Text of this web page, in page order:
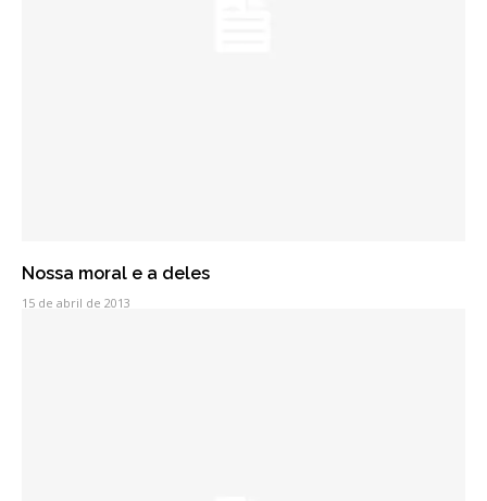
Nossa moral e a deles
15 de abril de 2013